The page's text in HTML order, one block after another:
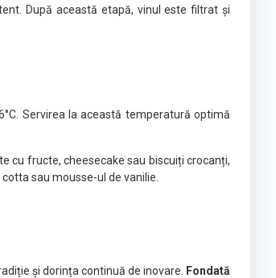
După această etapă, vinul este filtrat și
Servirea la această temperatură optimă
cu fructe, cheesecake sau biscuiți crocanți,
sau mousse-ul de vanilie.
și dorința continuă de inovare.
Fondată